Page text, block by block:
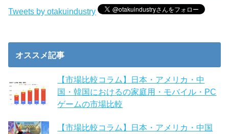
Tweets by otakuindustry
オススメ記事
【市場比較コラム】日本・アメリカ・中
国・韓国におけるの家庭用・モバイル・PC
ゲームの市場比較
【市場比較コラム】日本・アメリカ・中国